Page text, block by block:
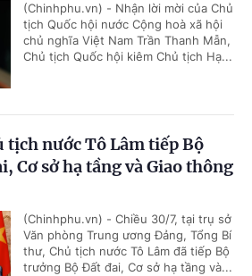
(Chinhphu.vn) - Nhận lời mời của Chủ
tịch Quốc hội nước Cộng hoà xã hội
chủ nghĩa Việt Nam Trần Thanh Mẫn,
Chủ tịch Quốc hội kiêm Chủ tịch Hạ...
tịch nước Tô Lâm tiếp Bộ
Cơ sở hạ tầng và Giao thông
(Chinhphu.vn) - Chiều 30/7, tại trụ sở
Văn phòng Trung ương Đảng, Tổng Bí
thư, Chủ tịch nước Tô Lâm đã tiếp Bộ
trưởng Bộ Đất đai, Cơ sở hạ tầng và...